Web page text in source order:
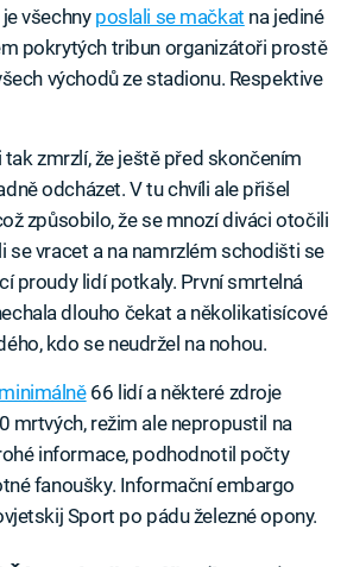
všechny poslali se mačkat na jediné
pokrytých tribun organizátoři prostě
východů ze stadionu. Respektive
tak zmrzlí, že ještě před skončením
odcházet. V tu chvíli ale přišel
způsobilo, že se mnozí diváci otočili
se vracet a na namrzlém schodišti se
proudy lidí potkaly. První smrtelná
dlouho čekat a několikatisícové
kdo se neudržel na nohou.
66 lidí a některé zdroje
mrtvých, režim ale nepropustil na
informace, podhodnotil počty
fanoušky. Informační embargo
Sport po pádu železné opony.